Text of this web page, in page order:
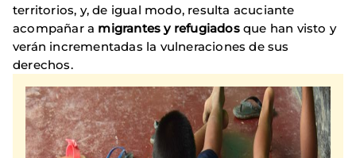
territorios, y, de igual modo, resulta acuciante
acompañar a migrantes y refugiadosque han visto y
verán incrementadas la vulneraciones de sus
derechos.